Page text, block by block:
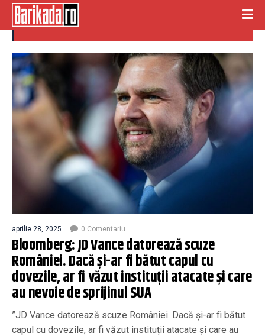
jd vance
aprilie 28, 2025 0 Comentariu
Bloomberg: JD Vance datorează scuze
României. Dacă și-ar fi bătut capul cu
dovezile, ar fi văzut instituții atacate și care
au nevoie de sprijinul SUA
”JD Vance datorează scuze României. Dacă și-ar fi bătut
capul cu dovezile, ar fi văzut instituții atacate și care au